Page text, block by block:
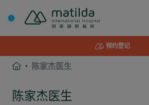
预约登记
陈家杰医生
陈家杰医生